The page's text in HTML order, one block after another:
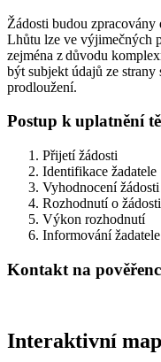
Žádosti budou zpracovány
Lhůtu lze ve výjimečných
zejména z důvodu
být subjekt údajů ze
prodloužení.
Postup k uplatnění
Přijetí žádosti
Identifikace žadatele
Vyhodnocení žádosti
Rozhodnutí o žádosti
Výkon rozhodnutí
Informování žadatele
Kontakt na
Interaktivní